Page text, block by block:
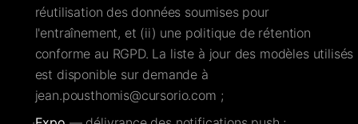
réutilisation des données soumises pour
l'entraînement, et (ii) une politique de rétention
conforme au RGPD. La liste à jour des modèles utilisés
est disponible sur demande à
jean.pousthomis@cursorio.com ;